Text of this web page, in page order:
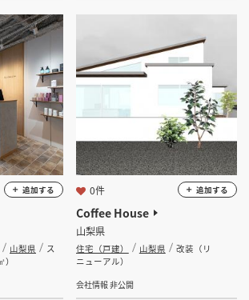
坪 ～ 坪
検索する
山梨県
ス
追加する
Coffee House
山梨県
住宅（戸建） 山梨県
改装（リ
ニューアル）
会社情報 非公開
0件 追加する